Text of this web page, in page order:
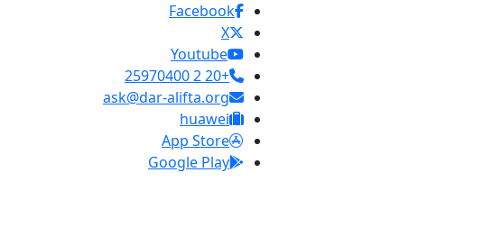
Facebook
X
Youtube
+20 2 25970400
ask@dar-alifta.org
huawei
App Store
Google Play